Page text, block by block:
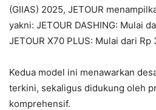
(GIIAS) 2025, JETOUR
yakni: JETOUR DASHING: Mulai
JETOUR X70 PLUS: Mulai dari
Kedua model ini menawarkan
terkini, sekaligus didukung oleh
komprehensif.